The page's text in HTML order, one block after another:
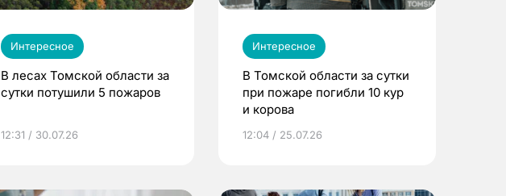
Интересное
В лесах Томской области за
сутки потушили 5 пожаров
12:31 / 30.07.26
Интересное
В Томской области за сутки
при пожаре погибли 10 кур
и корова
12:04 / 25.07.26